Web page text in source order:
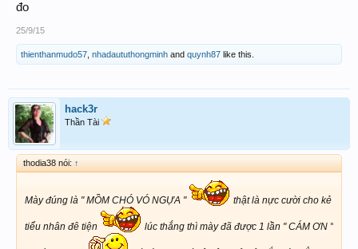
đo
25/9/15
thienthanmudo57 nhadaututhongminh and quynh87 like this.
hack3r
Thần Tài
thodia38 nói: ↑
Mày đúng là " MỒM CHÓ VÓ NGỰA " thật là nực cười cho kẻ
tiểu nhân đê tiện lúc thắng thì mày đã được 1 lần " CÁM ƠN "